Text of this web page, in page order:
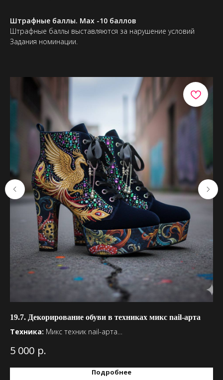
Штрафные баллы. Max -10 баллов
Штрафные баллы выставляются за нарушение условий
Задания номинации.
19.7. Декорирование обуви в техниках микс nail-арта
Техника: Микс техник nail-арта
Материалы:
5 000 р.
Подробнее